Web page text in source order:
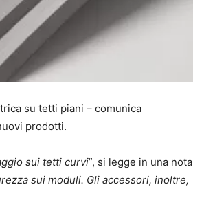
su tetti piani – comunica
prodotti.
sui tetti curvi”, si legge in una nota
sui moduli. Gli accessori, inoltre,